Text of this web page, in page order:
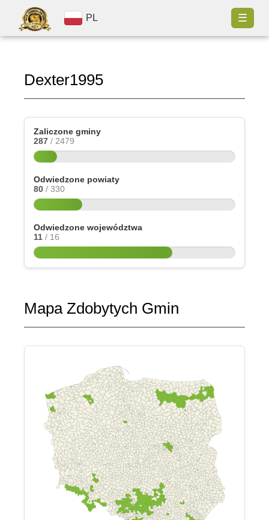
PL ☰
Dexter1995
Zaliczone gminy
287 / 2479
Odwiedzone powiaty
80 / 330
Odwiedzone województwa
11 / 16
Mapa Zdobytych Gmin